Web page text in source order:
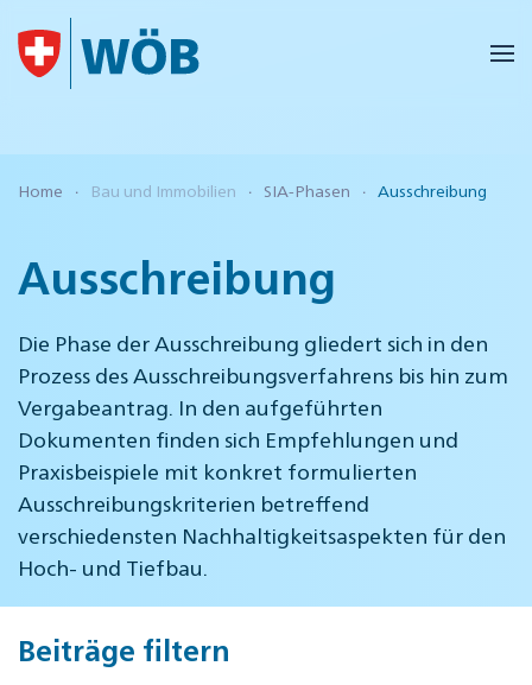
Skip to main content
Home Bau und Immobilien SIA-Phasen Ausschreibung
Ausschreibung
Die Phase der Ausschreibung gliedert sich in den
Prozess des Ausschreibungsverfahrens bis hin zum
Vergabeantrag. In den aufgeführten
Dokumenten finden sich Empfehlungen und
Praxisbeispiele mit konkret formulierten
Ausschreibungskriterien betreffend
verschiedensten Nachhaltigkeitsaspekten für den
Hoch- und Tiefbau.
Beiträge filtern